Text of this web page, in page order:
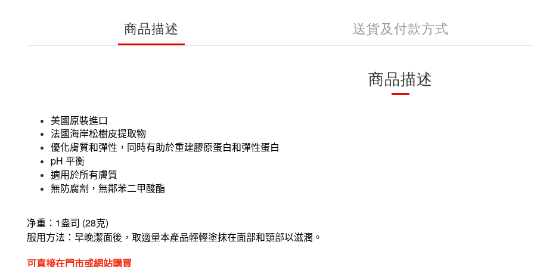
商品描述 送貨及付款方式
商品描述
美國原裝進口
法國海岸松樹皮提取物
優化膚質和彈性，同時有助於重建膠原蛋白和彈性蛋白
pH 平衡
適用於所有膚質
無防腐劑，無鄰苯二甲酸酯
净重： 1 盎司 (28克)
服用方法：早晚潔面後，取適量本產品輕輕塗抹在面部和頸部以滋潤。
可直接在門市或網站購買